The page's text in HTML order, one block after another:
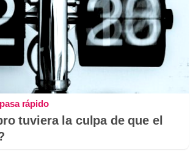
rápido
tuviera la culpa de que el